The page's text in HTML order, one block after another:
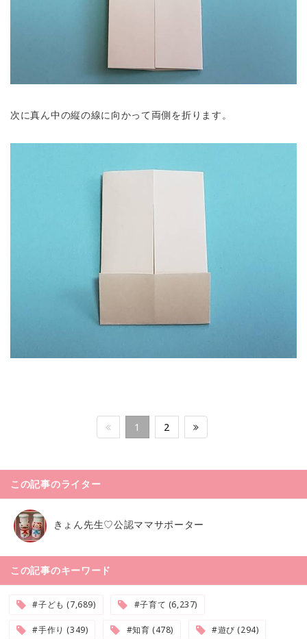
次に真ん中の縦の線に向かって両側を折ります。
1 2
この記事のライター
きょん先生♡公認ママサポーター
この記事のキーワード
#子ども (7,689) #子育て (6,237)
#手作り (349) #知育 (478) #遊び (294)